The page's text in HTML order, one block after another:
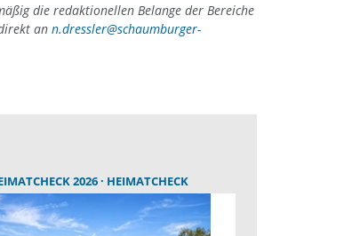
die redaktionellen Belange der Bereiche
an n.dressler@schaumburger-
2026 HEIMATCHECK